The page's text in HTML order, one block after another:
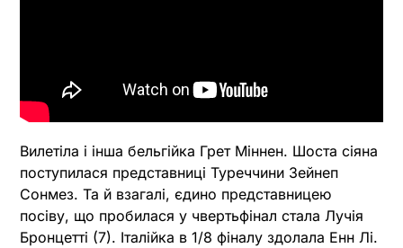
Вилетіла і інша бельгійка Грет Міннен. Шоста сіяна
поступилася представниці Туреччини Зейнеп
Сонмез. Та й взагалі, єдино представницею
посіву, що пробилася у чвертьфінал стала Лучія
Бронцетті (7). Італійка в 1/8 фіналу здолала Енн Лі.